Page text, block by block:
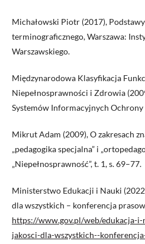
Michałowski Piotr (2017),
terminograficznego, Warszawa:
Warszawskiego.
Międzynarodowa Klasyfikacja
Niepełnosprawności i Zdrowia
Systemów Informacyjnych
Mikrut Adam (2009), O zakresach
„pedagogika specjalna” i
„Niepełnosprawność”, t. 1, s. 69–77.
Ministerstwo Edukacji i Nauki
dla wszystkich – konferencja
https://www.gov.pl/web/edukacja-
jakosci-dla-wszystkich--